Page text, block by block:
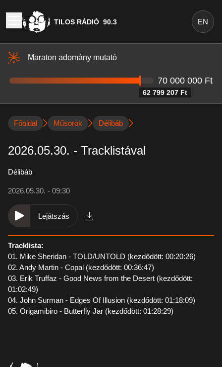
TILOS RÁDIÓ 90.3 EN
Maraton adomány mutató
62 799 207 Ft
70 000 000 Ft
Főoldal Műsorok Délibáb
2026.05.30. - Tracklistával
Délibáb
2026.05.30. - 09:30
Lejátszás
Tracklista:
01. Mike Sheridan - TOLD/UNTOLD (kezdődött: 00:20:26)
02. Andy Martin - Copal (kezdődött: 00:36:47)
03. Erik Truffaz - Good News from the Desert (kezdődött:
01:02:49)
04. John Surman - Edges Of Illusion (kezdődött: 01:18:09)
05. Origamibiro - Butterfly Jar (kezdődött: 01:28:29)